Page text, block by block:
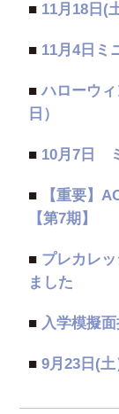
■ 11月18日(
■ 11月4日ミ
■ハローウ
日）
■ 10月7日
■
【重要】
【第7期】
■ プレカレ
ました
■ 入学模擬
■9月23日(